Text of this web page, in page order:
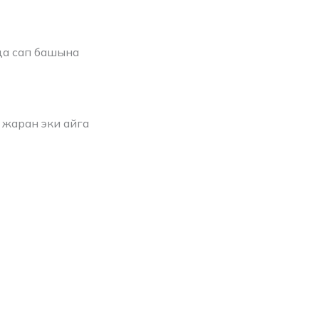
сап башына
эки айга